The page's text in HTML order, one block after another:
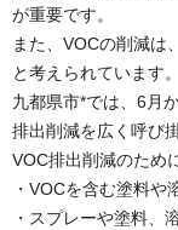
が重要です。
また、VOCの削減は
と考えられています。
九都県市*では、6月
排出削減を広く呼び
VOC排出削減のため
・VOCを含む塗料や
・スプレーや塗料、